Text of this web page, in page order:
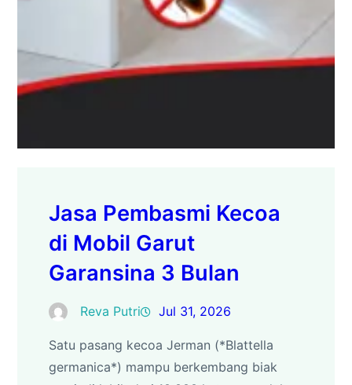
Jasa Pembasmi Kecoa
di Mobil Garut
Garansina 3 Bulan
Reva Putri Jul 31, 2026
Satu pasang kecoa Jerman (*Blattella
germanica*) mampu berkembang biak